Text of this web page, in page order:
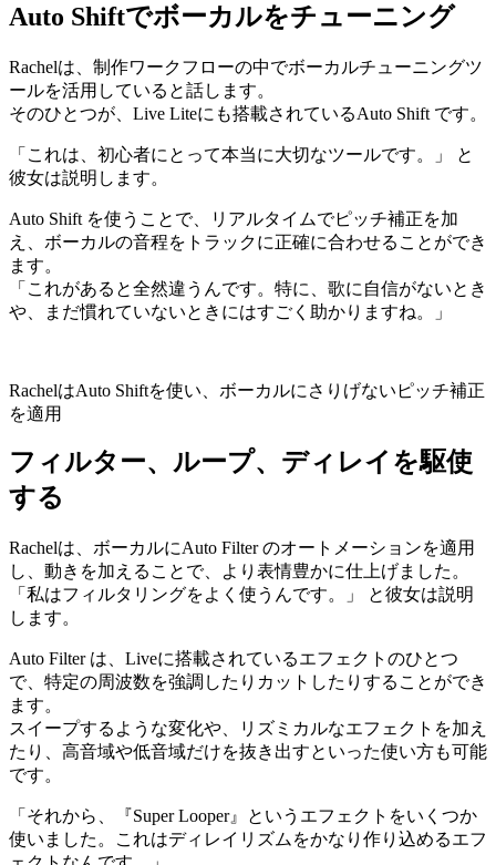
Auto Shiftでボーカルをチューニング
Rachelは、制作ワークフローの中でボーカルチューニングツ
ールを活用していると話します。
そのひとつが、Live Liteにも搭載されているAuto Shift です。
「これは、初心者にとって本当に大切なツールです。」 と
彼女は説明します。
Auto Shift を使うことで、リアルタイムでピッチ補正を加
え、ボーカルの音程をトラックに正確に合わせることができ
ます。
「これがあると全然違うんです。特に、歌に自信がないとき
や、まだ慣れていないときにはすごく助かりますね。」
RachelはAuto Shiftを使い、ボーカルにさりげないピッチ補正
を適用
フィルター、ループ、ディレイを駆使
する
Rachelは、ボーカルにAuto Filter のオートメーションを適用
し、動きを加えることで、より表情豊かに仕上げました。
「私はフィルタリングをよく使うんです。」 と彼女は説明
します。
Auto Filter は、Liveに搭載されているエフェクトのひとつ
で、特定の周波数を強調したりカットしたりすることができ
ます。
スイープするような変化や、リズミカルなエフェクトを加え
たり、高音域や低音域だけを抜き出すといった使い方も可能
です。
「それから、『Super Looper』というエフェクトをいくつか
使いました。これはディレイリズムをかなり作り込めるエフ